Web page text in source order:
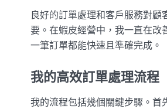
良好的訂單處理和客戶服務對顧
要。在蝦皮經營中，我一直在改
一筆訂單都能快速且準確完成。
我的高效訂單處理流程
我的流程包括幾個關鍵步驟。首